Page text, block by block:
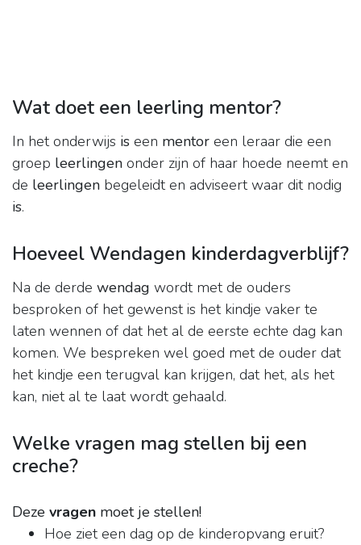
Wat doet een leerling mentor?
In het onderwijs is een mentor een leraar die een
groep leerlingen onder zijn of haar hoede neemt en
de leerlingen begeleidt en adviseert waar dit nodig
is.
Hoeveel Wendagen kinderdagverblijf?
Na de derde wendag wordt met de ouders
besproken of het gewenst is het kindje vaker te
laten wennen of dat het al de eerste echte dag kan
komen. We bespreken wel goed met de ouder dat
het kindje een terugval kan krijgen, dat het, als het
kan, niet al te laat wordt gehaald.
Welke vragen mag stellen bij een
creche?
Deze vragen moet je stellen!
Hoe ziet een dag op de kinderopvang eruit?